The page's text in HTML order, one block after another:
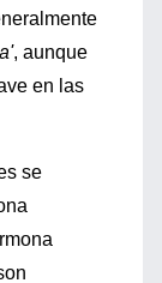
, aunque
en las
se